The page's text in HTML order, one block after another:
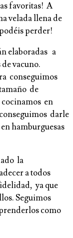
favoritas! A
velada llena de
perder!
elaboradas a
vacuno.
conseguimos
de
en
darle
hamburguesas
la
a todos
ya que
Seguimos
como